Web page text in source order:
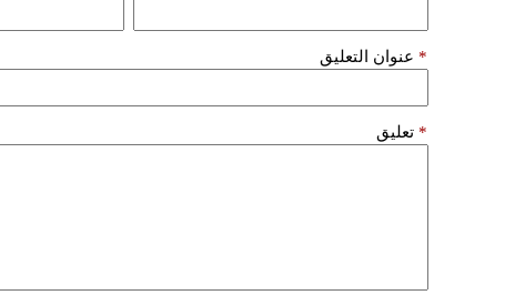
عنوان التعليق *
تعليق *